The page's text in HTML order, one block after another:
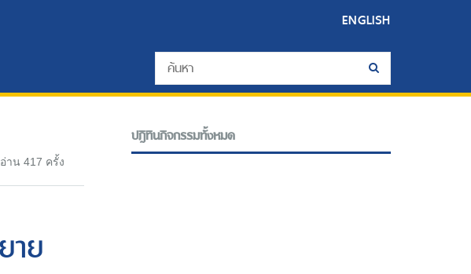
ENGLISH
อ่าน 417 ครั้ง
าย
ปฎิทินกิจกรรมทั้งหมด